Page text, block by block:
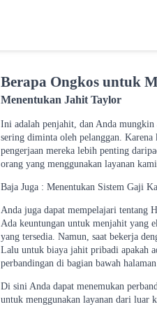
Berapa Ongkos untuk
Menentukan Jahit Taylor
Ini adalah penjahit, dan Anda
sering diminta oleh pelanggan.
pengerjaan mereka lebih penting
orang yang menggunakan layanan
Baja Juga : Menentukan Sistem Gaji
Anda juga dapat mempelajari tentang
Ada keuntungan untuk menjahit yang
yang tersedia. Namun, saat bekerja
Lalu untuk biaya jahit pribadi apakah
perbandingan di bagian bawah
Di sini Anda dapat menemukan
untuk menggunakan layanan dari luar